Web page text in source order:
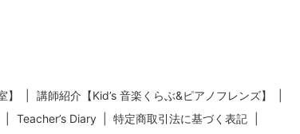
講師紹介【Kid’s 音楽くらぶ&ピアノフレンズ】
Teacher’s Diary 特定商取引法に基づく表記